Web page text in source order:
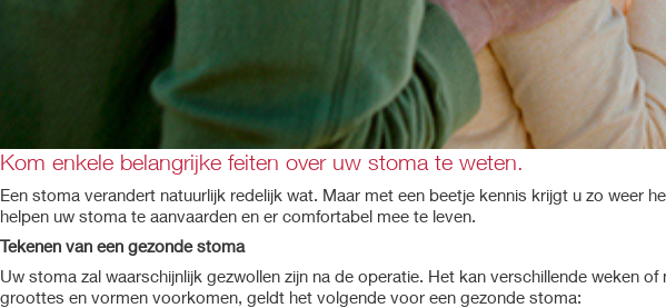
Kom enkele belangrijke feiten over uw stoma te weten.
Een stoma verandert natuurlijk redelijk wat. Maar met een beetje kennis krijgt u zo weer
helpen uw stoma te aanvaarden en er comfortabel mee te leven.
Tekenen van een gezonde stoma
Uw stoma zal waarschijnlijk gezwollen zijn na de operatie. Het kan verschillende weken
groottes en vormen voorkomen, geldt het volgende voor een gezonde stoma: